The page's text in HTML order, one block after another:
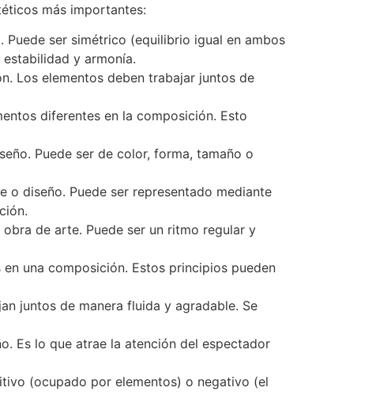
más importantes:
ser simétrico (equilibrio igual en ambos
y armonía.
Los elementos deben trabajar juntos de
diferentes en la composición. Esto
Puede ser de color, forma, tamaño o
diseño. Puede ser representado mediante
de arte. Puede ser un ritmo regular y
una composición. Estos principios pueden
juntos de manera fluida y agradable. Se
Es lo que atrae la atención del espectador
(ocupado por elementos) o negativo (el